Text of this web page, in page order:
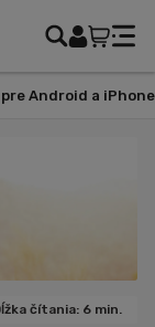
Android a iPhone
čítania: 6 min.